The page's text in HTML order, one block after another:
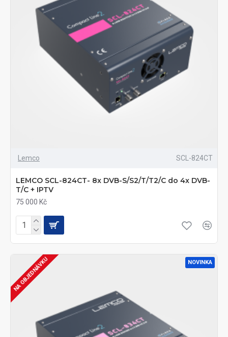
Lemco SCL-824CT
LEMCO SCL-824CT- 8x DVB-S/S2/T/T2/C do 4x DVB-
T/C + IPTV
75 000 Kč
NOVINKA
NA OBJEDNÁVKU